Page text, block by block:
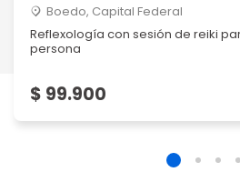
Boedo, Capital Federal
Reflexología con sesión de reiki
persona
$ 99.900